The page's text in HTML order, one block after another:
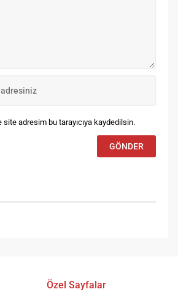
adresim bu tarayıcıya kaydedilsin.
Özel Sayfalar